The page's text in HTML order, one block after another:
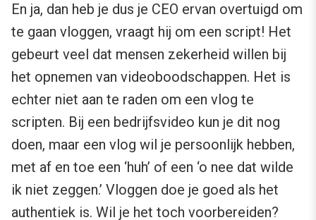
En ja, dan heb je dus je CEO ervan overtuigd om
te gaan vloggen, vraagt hij om een script! Het
gebeurt veel dat mensen zekerheid willen bij
het opnemen van videoboodschappen. Het is
echter niet aan te raden om een vlog te
scripten. Bij een bedrijfsvideo kun je dit nog
doen, maar een vlog wil je persoonlijk hebben,
met af en toe een ‘huh’ of een ‘o nee dat wilde
ik niet zeggen.’ Vloggen doe je goed als het
authentiek is. Wil je het toch voorbereiden?